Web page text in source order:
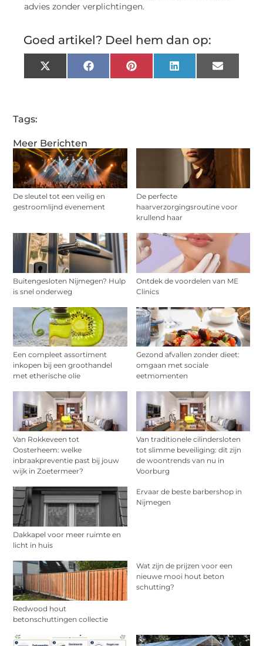
Meer Berichten
De sleutel tot een veilig en
gestroomlijnd evenement
De perfecte
haarverzorgingsroutine voor
krullend haar
Buitengesloten Nijmegen? Hulp
is snel onderweg
Ontdek de voordelen van ME
Clinics
Een compleet assortiment
inkopen bij een groothandel
met etherische olie
Gezond afvallen zonder dieet:
omgaan met sociale
eetmomenten
Van Rokkeveen tot
Oosterheem: welke
inbraakpreventie past bij jouw
wijk in Zoetermeer?
Van traditionele cilindersloten
tot slimme beveiliging: dit zijn
de woontrends van nu in
Voorburg
Dakkapel voor meer ruimte en
licht in huis
Ervaar de beste barbershop in
Nijmegen
Redwood hout
betonschuttingen collectie
Wat zijn de prijzen voor een
nieuwe mooi hout beton
schutting?
advies zonder verplichtingen.
Goed artikel? Deel hem dan op:
X
(Twitter)
FacebookPinterestLinkedInEmail
Tags: